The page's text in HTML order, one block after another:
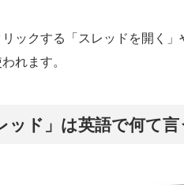
ックする「スレッドを開く
れます。
ッド」は英語で何て言